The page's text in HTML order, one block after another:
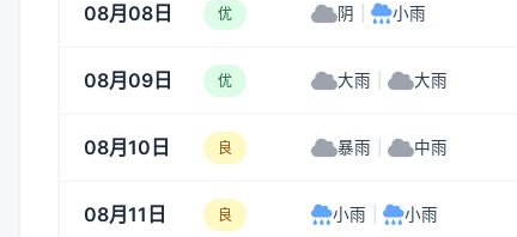
08月08日 优 阴 小雨
08月09日 优 大雨 大雨
08月10日 良 暴雨 中雨
08月11日 良 小雨 小雨